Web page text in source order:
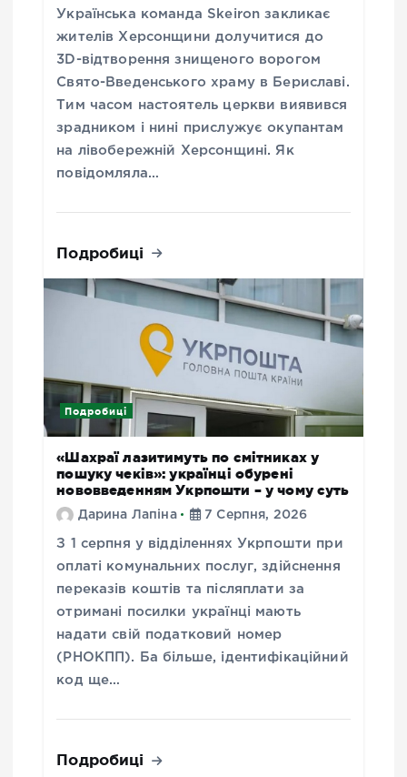
Українська команда Skeiron закликає
жителів Херсонщини долучитися до
3D-відтворення знищеного ворогом
Свято-Введенського храму в Бериславі.
Тим часом настоятель церкви виявився
зрадником і нині прислужує окупантам
на лівобережній Херсонщині. Як
повідомляла…
Подробиці
Подробиці
«Шахраї лазитимуть по смітниках у
пошуку чеків»: українці обурені
нововведенням Укрпошти – у чому суть
Дарина Лапіна 7 Серпня, 2026
З 1 серпня у відділеннях Укрпошти при
оплаті комунальних послуг, здійснення
переказів коштів та післяплати за
отримані посилки українці мають
надати свій податковий номер
(РНОКПП). Ба більше, ідентифікаційний
код ще…
Подробиці